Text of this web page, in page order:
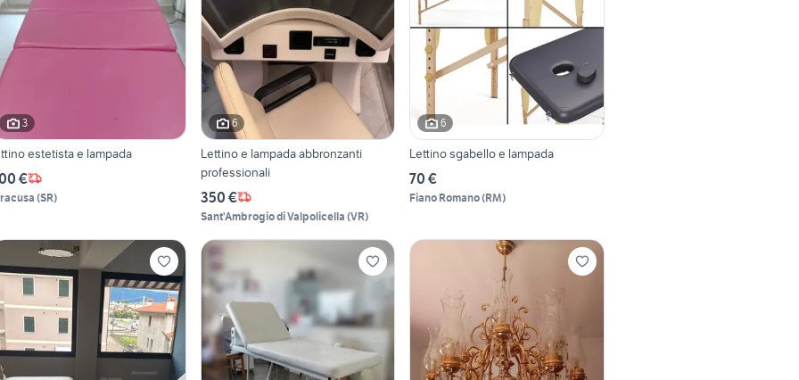
3
estetista e lampada
€
(SR)
6
Lettino e lampada abbronzanti
professionali
350 €
Sant'Ambrogio di Valpolicella (VR)
6
Lettino sgabello e lampada
70 €
Fiano Romano(RM)